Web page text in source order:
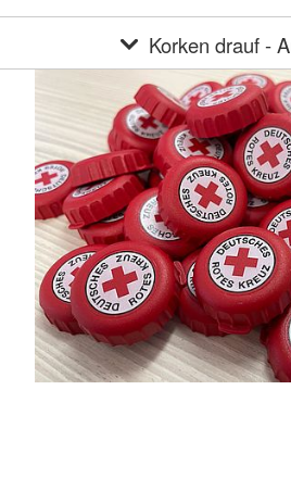
Korken drauf -